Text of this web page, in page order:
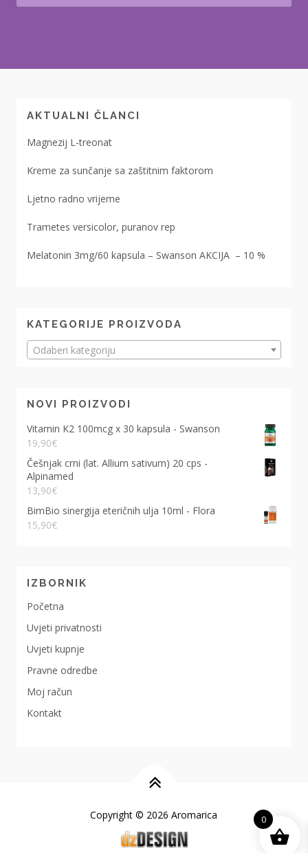
AKTUALNI ČLANCI
Magnezij L-treonat
Kreme za sunčanje sa zaštitnim faktorom
Ljetno radno vrijeme
Trametes versicolor, puranov rep
Melatonin 3mg/60 kapsula – Swanson AKCIJA – 10 %
KATEGORIJE PROIZVODA
Odaberi kategoriju
NOVI PROIZVODI
Vitamin K2 100mcg x 30 kapsula - Swanson
19,90€
Češnjak crni (lat. Allium sativum) 20 cps -
Alpinamed
13,90€
BimBio sinergija eteričnih ulja 10ml - Flora
15,90€
IZBORNIK
Početna
Uvjeti privatnosti
Uvjeti kupnje
Pravne odredbe
Moj račun
Kontakt
Copyright © 2026 Aromarica 0